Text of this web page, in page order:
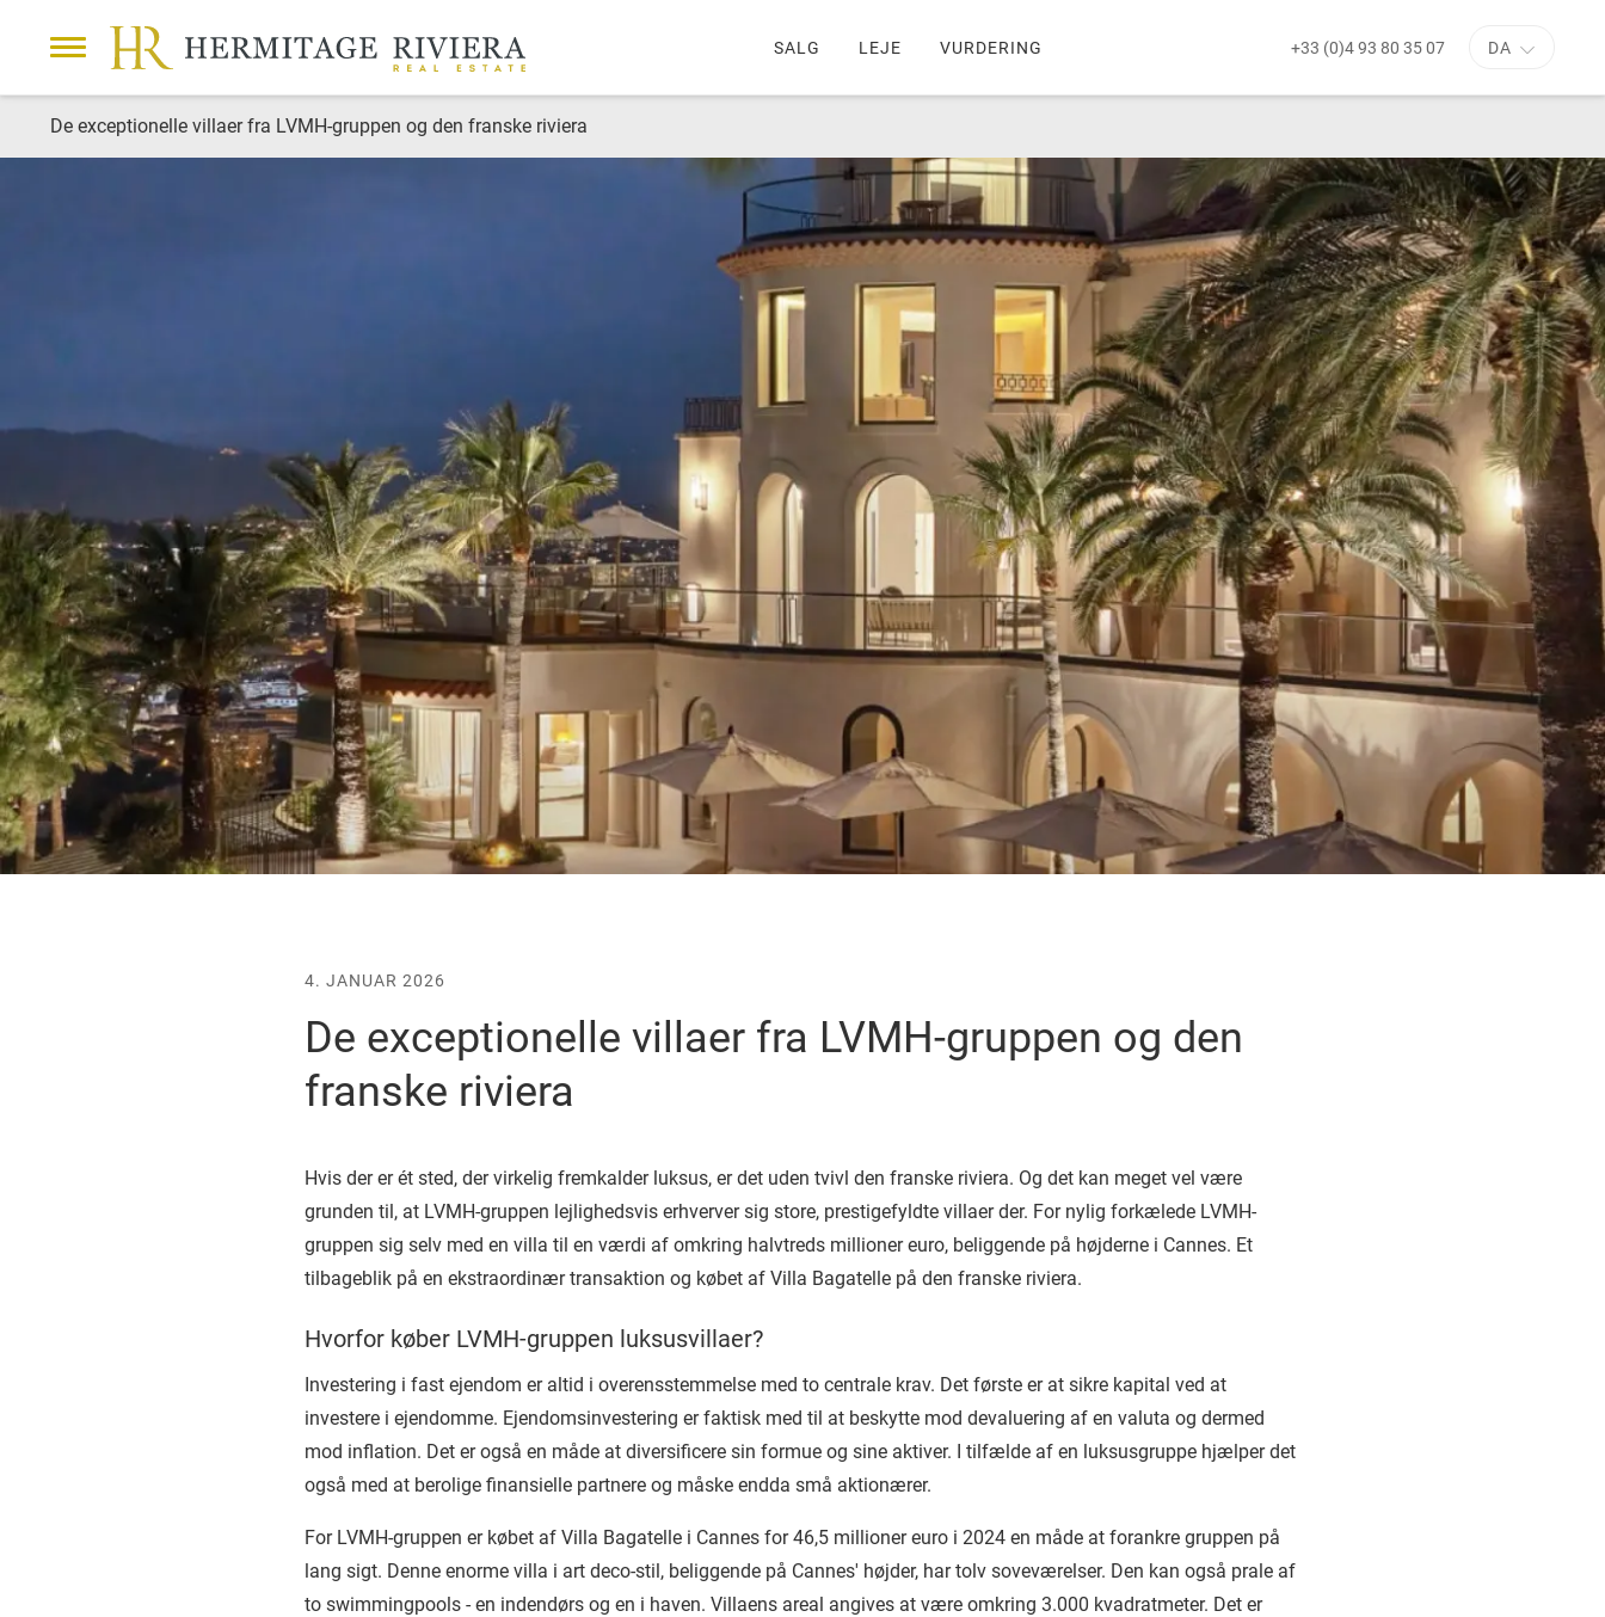
SALG LEJE VURDERING +33 (0)4 93 80 35 07 DA
De exceptionelle villaer fra LVMH-gruppen og den franske riviera
4. JANUAR 2026
De exceptionelle villaer fra LVMH-gruppen og den
franske riviera
Hvis der er ét sted, der virkelig fremkalder luksus, er det uden tvivl den franske riviera. Og det kan meget vel være
grunden til, at LVMH-gruppen lejlighedsvis erhverver sig store, prestigefyldte villaer der. For nylig forkælede LVMH-
gruppen sig selv med en villa til en værdi af omkring halvtreds millioner euro, beliggende på højderne i Cannes. Et
tilbageblik på en ekstraordinær transaktion og købet af Villa Bagatelle på den franske riviera.
Hvorfor køber LVMH-gruppen luksusvillaer?
Investering i fast ejendom er altid i overensstemmelse med to centrale krav. Det første er at sikre kapital ved at
investere i ejendomme. Ejendomsinvestering er faktisk med til at beskytte mod devaluering af en valuta og dermed
mod inflation. Det er også en måde at diversificere sin formue og sine aktiver. I tilfælde af en luksusgruppe hjælper det
også med at berolige finansielle partnere og måske endda små aktionærer.
For LVMH-gruppen er købet af Villa Bagatelle i Cannes for 46,5 millioner euro i 2024 en måde at forankre gruppen på
lang sigt. Denne enorme villa i art deco-stil, beliggende på Cannes' højder, har tolv soveværelser. Den kan også prale af
to swimmingpools - en indendørs og en i haven. Villaens areal angives at være omkring 3.000 kvadratmeter. Det er